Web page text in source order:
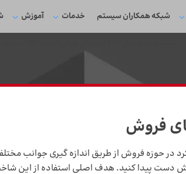
شبکه‌ همکاران سیستم خدمات آموزش
فروش
حوزه فروش از طریق اندازه­‌ گیری جوانب مختلف
دست پیدا کنید. هدف اصلی استفاده از این